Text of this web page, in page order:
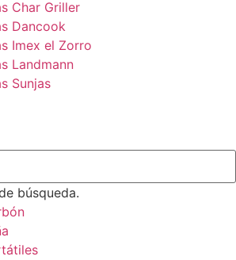
Char Griller
Dancook
Imex el Zorro
Landmann
Sunjas
búsqueda.